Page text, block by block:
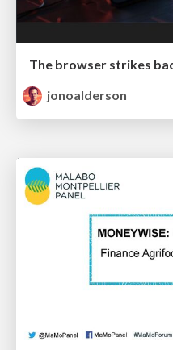
The browser strikes
jonoalderson